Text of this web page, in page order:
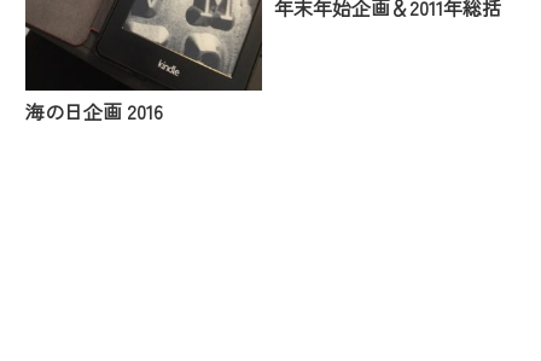
海の日企画 2016
年末年始企画＆2011年総括